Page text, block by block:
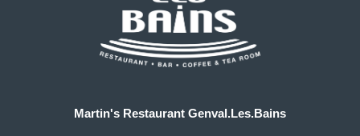
Martin's Restaurant Genval.Les.Bains